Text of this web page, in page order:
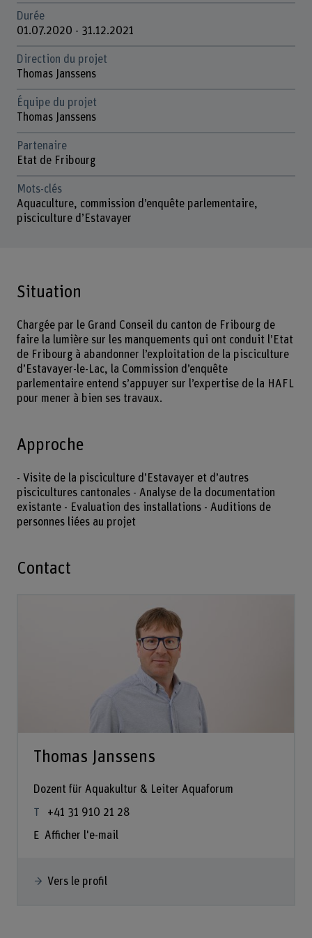
Durée
01.07.2020 - 31.12.2021
Direction du projet
Thomas Janssens
Équipe du projet
Thomas Janssens
Partenaire
Etat de Fribourg
Mots-clés
Aquaculture, commission d’enquête parlementaire,
pisciculture d’Estavayer
Situation
Chargée par le Grand Conseil du canton de Fribourg de
faire la lumière sur les manquements qui ont conduit l’Etat
de Fribourg à abandonner l’exploitation de la pisciculture
d’Estavayer-le-Lac, la Commission d’enquête
parlementaire entend s’appuyer sur l’expertise de la HAFL
pour mener à bien ses travaux.
Approche
- Visite de la pisciculture d’Estavayer et d’autres
piscicultures cantonales - Analyse de la documentation
existante - Evaluation des installations - Auditions de
personnes liées au projet
Contact
Thomas Janssens
Dozent für Aquakultur & Leiter Aquaforum
+41 31 910 21 28
Afficher l'e-mail
Vers le profil